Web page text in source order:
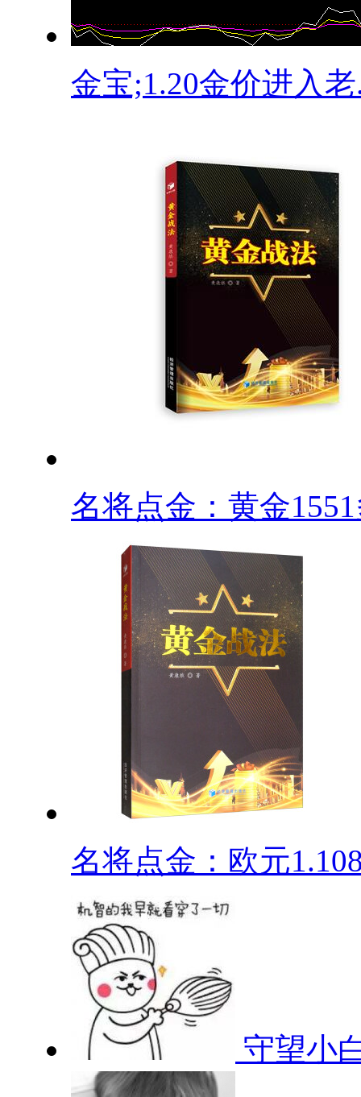
金宝;1.20金价进入
名将点金：黄金
名将点金：欧元
守望小